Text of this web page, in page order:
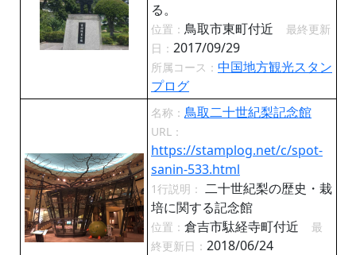
る。
位置： 鳥取市東町付近
最終更新
日： 2017/09/29
所属コース： 中国地方観光スタン
プログ
名称： 鳥取二十世紀梨記念館
URL：
https://stamplog.net/c/spot-
sanin-533.html
1行説明： 二十世紀梨の歴史・栽
培に関する記念館
位置： 倉吉市駄経寺町付近
最
終更新日： 2018/06/24